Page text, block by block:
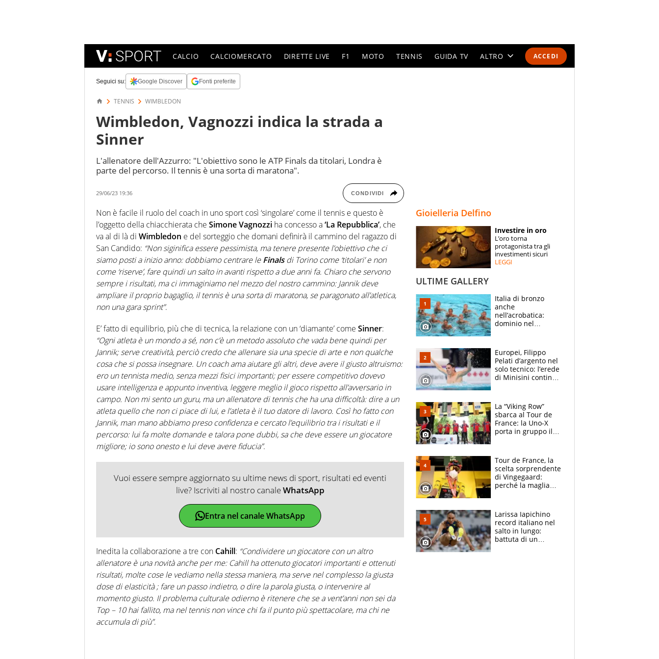
ACCEDI
CALCIO CALCIOMERCATO DIRETTE LIVE F1 MOTO TENNIS GUIDA TV ALTRO
SPECIALI
ESPERTI
Seguici su: Google Discover Fonti preferite
TENNIS WIMBLEDON
Wimbledon, Vagnozzi indica la strada a
Sinner
L'allenatore dell'Azzurro: "L'obiettivo sono le ATP Finals da titolari, Londra è
parte del percorso. Il tennis è una sorta di maratona".
29/06/23 19:36 CONDIVIDI
Non è facile il ruolo del coach in uno sport così ‘singolare’ come il tennis e questo è
l’oggetto della chiacchierata che Simone Vagnozzi ha concesso a‘La Repubblica’, che
va al di là di Wimbledon e del sorteggio che domani definirà il cammino del ragazzo di
San Candido: “Non siginifica essere pessimista, ma tenere presente l’obiettivo che ci
siamo posti a inizio anno: dobbiamo centrare leFinalsdi Torino come ‘titolari’ e non
come ‘riserve’, fare quindi un salto in avanti rispetto a due anni fa. Chiaro che servono
sempre i risultati, ma ci immaginiamo nel mezzo del nostro cammino: Jannik deve
ampliare il proprio bagaglio, il tennis è una sorta di maratona, se paragonato all’atletica,
non una gara sprint”.
E’ fatto di equilibrio, più che di tecnica, la relazione con un ‘diamante’ come Sinner:
“Ogni atleta è un mondo a sé, non c’è un metodo assoluto che vada bene quindi per
Jannik; serve creatività, perciò credo che allenare sia una specie di arte e non qualche
cosa che si possa insegnare. Un coach ama aiutare gli altri, deve avere il giusto altruismo:
ero un tennista medio, senza mezzi fisici importanti; per essere competitivo dovevo
usare intelligenza e appunto inventiva, leggere meglio il gioco rispetto all’avversario in
campo. Non mi sento un guru, ma un allenatore di tennis che ha una difficoltà: dire a un
atleta quello che non ci piace di lui, e l’atleta è il tuo datore di lavoro. Così ho fatto con
Jannik, man mano abbiamo preso confidenza e cercato l’equilibrio tra i risultati e il
percorso: lui fa molte domande e talora pone dubbi, sa che deve essere un giocatore
migliore; io sono onesto e lui deve avere fiducia”.
Vuoi essere sempre aggiornato su ultime news di sport, risultati ed eventi
live? Iscriviti al nostro canaleWhatsApp
Entra nel canale WhatsApp
Inedita la collaborazione a tre con Cahill: “Condividere un giocatore con un altro
allenatore è una novità anche per me: Cahill ha ottenuto giocatori importanti e ottenuti
risultati, molte cose le vediamo nella stessa maniera, ma serve nel complesso la giusta
dose di elasticità ; fare un passo indietro, o dire la parola giusta, o intervenire al
momento giusto. Il problema culturale odierno è ritenere che se a vent’anni non sei da
Top – 10 hai fallito, ma nel tennis non vince chi fa il punto più spettacolare, ma chi ne
accumula di più”.
Gioielleria Delfino
Investire in oro
L’oro torna
protagonista tra gli
investimenti sicuri
LEGGI
ULTIME GALLERY
Italia di bronzo
anche
nell’acrobatica:
dominio nel
e compagni
continuare
Europei, Filippo
Pelati d’argento nel
solo tecnico: l’erede
di Minisini continua
mirino
La “Viking Row”
sbarca al Tour de
France: la Uno-X
porta in gruppo il
compagni
Tour de France, la
scelta sorprendente
di Vingegaard:
perché la maglia
rischio da evitare
Larissa Iapichino
record italiano nel
salto in lungo:
battuta di un